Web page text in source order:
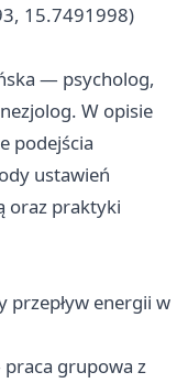
15.7491998)
— psycholog,
W opisie
podejścia
ustawień
oraz praktyki
przepływ energii w
grupowa z